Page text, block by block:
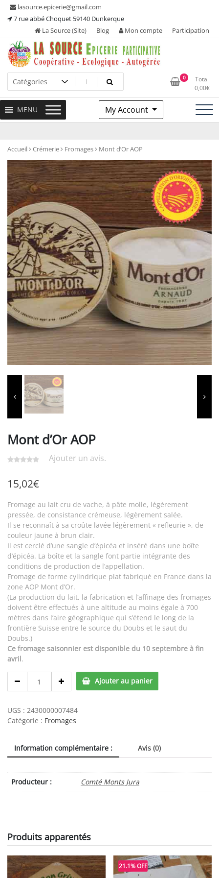
Skip lasource.epicerie@gmail.com
7 rue abbé Choquet 59140 Dunkerque
La Source (Site)
Blog Mon compte Participation
La Source – Epicerie
Participative
Ou tous les adhérents sont propriétaires et participent à la
maintenance de leur épicerie!
0
Total
0,00€
MENU My Account
Accueil Crémerie Fromages Mont d’Or AOP
Mont d’Or AOP
Ajouter un avis.
15,02€
Fromage au lait cru de vache, à pâte molle, légèrement
pressée, de consistance crémeuse, légèrement salée.
Il se reconnaît à sa croûte lavée légèrement « refleurie », de
couleur jaune à brun clair.
Il est cerclé d’une sangle d’épicéa et inséré dans une boîte
d’épicéa. La boîte et la sangle font partie intégrante des
conditions de production de l’appellation.
Fromage de forme cylindrique plat fabriqué en France dans la
zone AOP Mont d’Or.
(La production du lait, la fabrication et l’affinage des fromages
doivent être effectués à une altitude au moins égale à 700
mètres dans l’aire géographique qui s’étend le long de la
frontière Suisse entre le source du Doubs et le saut du
Doubs.)
Ce fromage saisonnier est disponible du 10 septembre à fin
avril.
d'Or
quantity
Ajouter au panier
UGS : 2430000007484
Catégorie : Fromages
Information complémentaire : Avis (0)
Producteur : Comté Monts Jura
Produits apparentés
21.1% OFF